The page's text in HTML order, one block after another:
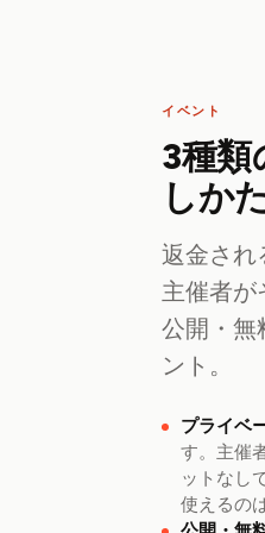
イベント
3種類
しか
返金され
主催者が
公開・無
ント。
プライベ
す。主催
ットなし
使えるの